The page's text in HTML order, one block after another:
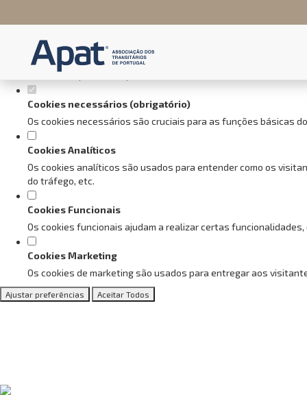
Defina as suas preferências
Este website utiliza cookies estritamente necessários, analíticos e
Consulte a nossa
Cookies necessários (obrigatório)
Os cookies necessários são cruciais para as funções básicas
Cookies Analíticos
Os cookies analíticos são usados para entender como os
do tráfego, etc.
Cookies Funcionais
Os cookies funcionais ajudam a realizar certas
Cookies Marketing
Os cookies de marketing são usados para entregar aos
Ajustar preferências Aceitar Todos